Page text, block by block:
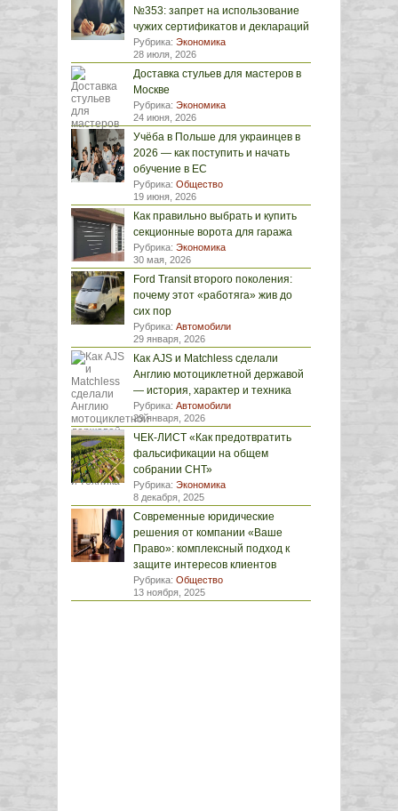
№353: запрет на использование
чужих сертификатов и деклараций
Рубрика: Экономика
28 июля, 2026
Доставка стульев для мастеров в
Москве
Рубрика: Экономика
24 июня, 2026
Учёба в Польше для украинцев в
2026 — как поступить и начать
обучение в ЕС
Рубрика: Общество
19 июня, 2026
Как правильно выбрать и купить
секционные ворота для гаража
Рубрика: Экономика
30 мая, 2026
Ford Transit второго поколения:
почему этот «работяга» жив до
сих пор
Рубрика: Автомобили
29 января, 2026
Как AJS и Matchless сделали
Англию мотоциклетной державой
— история, характер и техника
Рубрика: Автомобили
29 января, 2026
ЧЕК-ЛИСТ «Как предотвратить
фальсификации на общем
собрании СНТ»
Рубрика: Экономика
8 декабря, 2025
Современные юридические
решения от компании «Ваше
Право»: комплексный подход к
защите интересов клиентов
Рубрика: Общество
13 ноября, 2025